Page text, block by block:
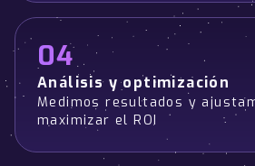
04
Análisis y optimización
Medimos resultados y
maximizar el ROI